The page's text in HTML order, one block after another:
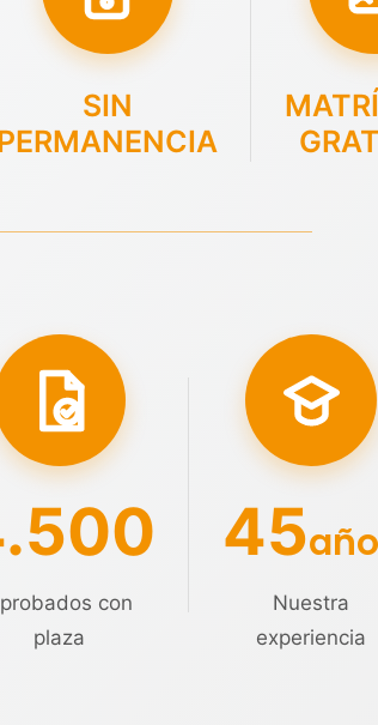
SIN
con
plaza
45
Nuestra
experiencia